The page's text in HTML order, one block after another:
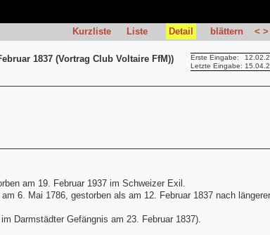
Kurzliste Liste Detail blättern < >
Erste Eingabe:
Letzte Eingabe:
1837 (Vortrag Club Voltaire FfM))
am 19. Februar 1937 im Schweizer Exil.
6. Mai 1786, gestorben als am 12. Februar 1837 nach längerer
Darmstädter Gefängnis am 23. Februar 1837).